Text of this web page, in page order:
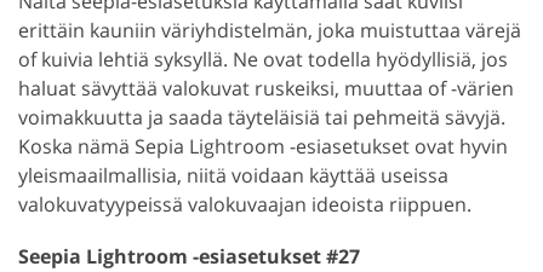
erittäin kauniin väriyhdistelmän, joka muistuttaa värejä
of kuivia lehtiä syksyllä. Ne ovat todella hyödyllisiä, jos
haluat sävyttää valokuvat ruskeiksi, muuttaa of -värien
voimakkuutta ja saada täyteläisiä tai pehmeitä sävyjä.
Koska nämä Sepia Lightroom -esiasetukset ovat hyvin
yleismaailmallisia, niitä voidaan käyttää useissa
valokuvatyypeissä valokuvaajan ideoista riippuen.
Seepia Lightroom -esiasetukset #27